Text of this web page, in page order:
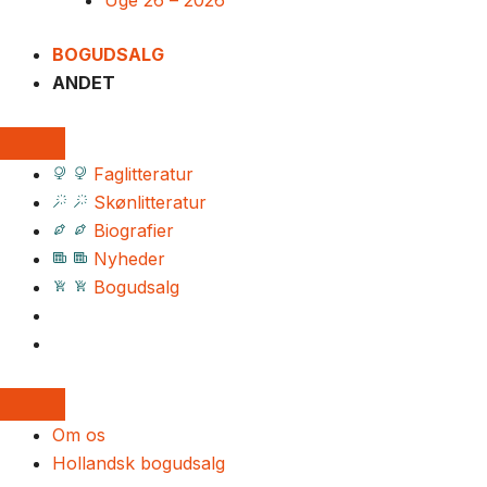
BOGUDSALG
ANDET
Faglitteratur
Skønlitteratur
Biografier
Nyheder
Bogudsalg
Om os
Hollandsk bogudsalg